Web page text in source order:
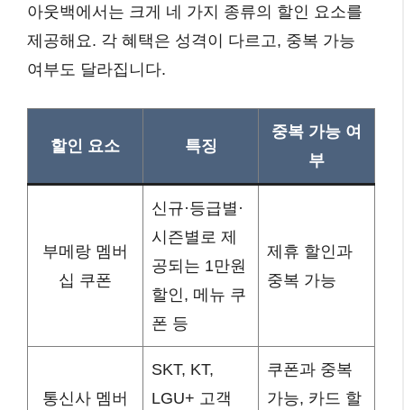
아웃백에서는 크게 네 가지 종류의 할인 요소를
제공해요. 각 혜택은 성격이 다르고, 중복 가능
여부도 달라집니다.
할인 요소 특징
중복 가능 여
부
부메랑 멤버
십 쿠폰
신규·등급별·
시즌별로 제
공되는 1만원
할인, 메뉴 쿠
폰 등
제휴 할인과
중복 가능
통신사 멤버
SKT, KT,
LGU+ 고객
쿠폰과 중복
가능, 카드 할